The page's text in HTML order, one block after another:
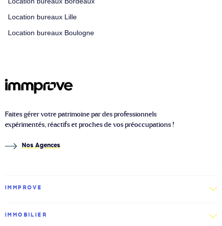
Location bureaux Lille
Location bureaux Boulogne
Faites gérer votre patrimoine par des professionnels
expérimentés, réactifs et proches de vos préoccupations !
Nos Agences
IMMPROVE
IMMOBILIER